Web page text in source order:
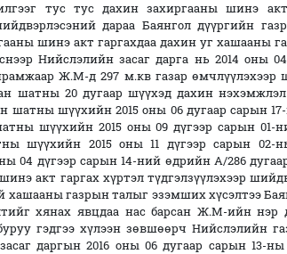
тус тус дахин захиргааны шинэ
дараа Баянгол дүүргийн
шинэ акт гаргахдаа дахин уг хашааны
Нийслэлийн засаг дарга нь 2014 оны
Ж.М-д 297 м.кв газар өмчлүүлэхээр
шатны 20 дугаар шүүхэд дахин
шатны шүүхийн 2015 оны 06 дугаар сарын
шүүхийн 2015 оны 09 дүгээр сарын 01-
шүүхийн 2015 оны 11 дүгээр сарын 02-
04 дүгээр сарын 14-ний өдрийн А/286
акт гаргах хүртэл түдгэлзүүлэхээр
хашааны газрын талыг эзэмших хүсэлтээ
хянах явцдаа нас барсан Ж.М-ийн нэр
гэдгээ хүлээн зөвшөөрч Нийслэлийн
даргын 2016 оны 06 дугаар сарын 13-